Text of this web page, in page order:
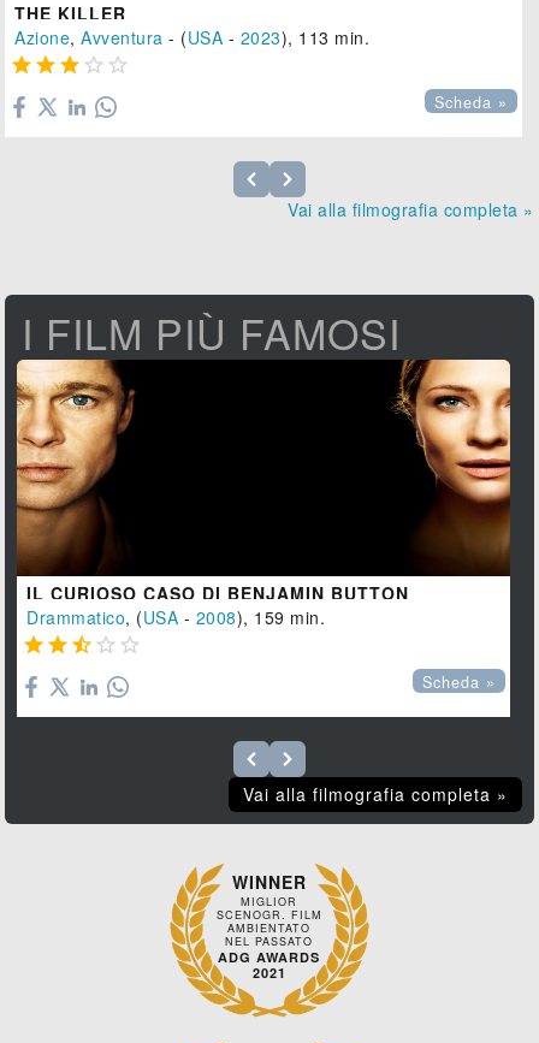
THE KILLER
Azione,Avventura - (USA - 2023), 113 min.
    
Scheda »
Vai alla filmografia completa »
I FILM PIÙ FAMOSI
IL CURIOSO CASO DI BENJAMIN BUTTON
Drammatico, (USA - 2008), 159 min.
    
Scheda »
Vai alla filmografia completa »
WINNER
MIGLIOR
SCENOGR. FILM
AMBIENTATO
NEL PASSATO
ADG AWARDS
2021